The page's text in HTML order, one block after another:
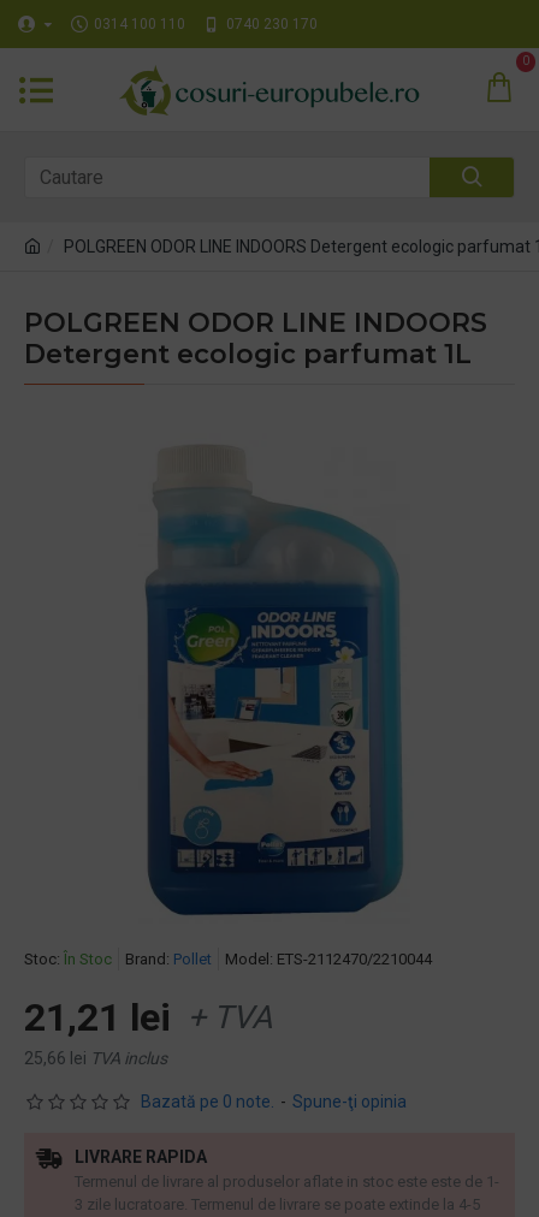
0314 100 110 0740 230 170
0
POLGREEN ODOR LINE INDOORS Detergent ecologic parfumat
POLGREEN ODOR LINE INDOORS
Detergent ecologic parfumat 1L
Stoc: În Stoc Brand: Pollet Model: ETS-2112470/2210044
Bazată pe 0 note. - Spune-ţi opinia
21,21 lei + TVA
25,66 lei TVA inclus
LIVRARE RAPIDA
Termenul de livrare al produselor aflate in stoc este este de 1-
3 zile lucratoare. Termenul de livrare se poate extinde la 4-5